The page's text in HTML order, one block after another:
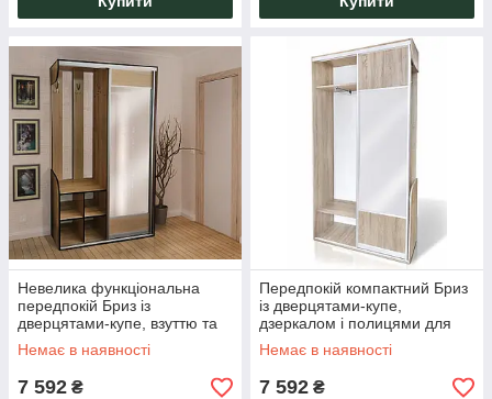
Невелика функціональна
передпокій Бриз із
дверцятами-купе, взуттю та
гачками для одягу, колір дуб
сонома для дому Мікс Меблі
Немає в наявності
7 592 ₴
Передпокій компактний Бриз
із дверцятами-купе,
дзеркалом і полицями для
маленького коридору, колір
дуб сонома/Трюфель Мікс
Немає в наявності
7 592 ₴